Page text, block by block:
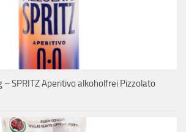
– SPRITZ Aperitivo alkoholfrei Pizzolato